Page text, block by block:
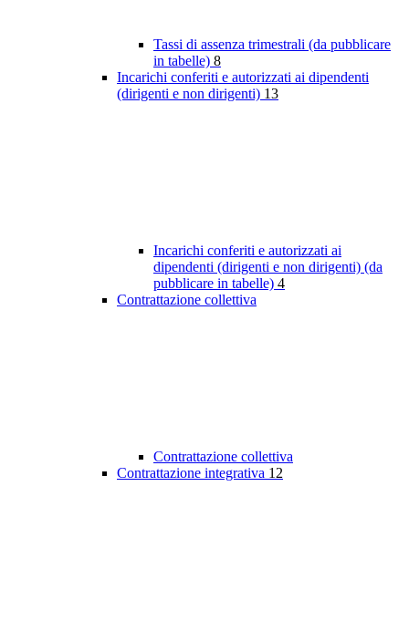
Tassi di assenza trimestrali (da pubblicare
in tabelle) 8
Incarichi conferiti e autorizzati ai dipendenti
(dirigenti e non dirigenti) 13
Incarichi conferiti e autorizzati ai
dipendenti (dirigenti e non dirigenti) (da
pubblicare in tabelle) 4
Contrattazione collettiva
Contrattazione collettiva
Contrattazione integrativa 12